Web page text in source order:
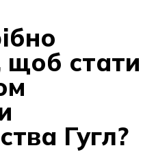
щоб стати
Гугл?